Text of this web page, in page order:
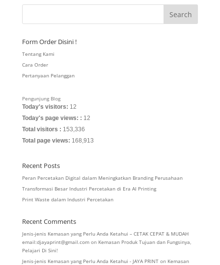
Form Order Disini !
Tentang Kami
Cara Order
Pertanyaan Pelanggan
Pengunjung Blog
Today's visitors: 12
Today's page views: : 12
Total visitors : 153,336
Total page views: 168,913
Recent Posts
Peran Percetakan Digital dalam Meningkatkan Branding Perusahaan
Transformasi Besar Industri Percetakan di Era AI Printing
Print Waste dalam Industri Percetakan
Recent Comments
Jenis-jenis Kemasan yang Perlu Anda Ketahui – CETAK CEPAT & MUDAH
email:djayaprint@gmail.comon Kemasan Produk Tujuan dan Fungsinya,
Pelajari Di Sini!
Jenis-jenis Kemasan yang Perlu Anda Ketahui - JAYA PRINTon Kemasan